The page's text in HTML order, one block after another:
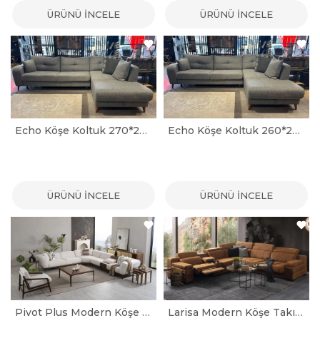
ÜRÜNÜ İNCELE ÜRÜNÜ İNCELE
Echo Köşe Koltuk 270*200
ÜRÜNÜ İNCELE
Echo Köşe Koltuk 260*200
ÜRÜNÜ İNCELE
Pivot Plus Modern Köşe Takımı Larisa Modern Köşe Takımı